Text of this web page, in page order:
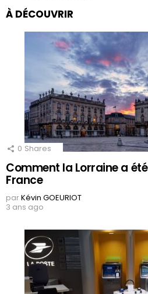
À DÉCOUVRIR
0 Shares
Comment la Lorraine a
France
parKévin GOEURIOT
3 ans ago